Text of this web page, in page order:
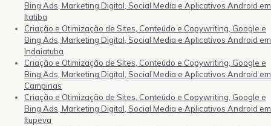
Bing Ads, Marketing Digital, Social Media e Aplicativos Android em
Itatiba
Criação e Otimização de Sites, Conteúdo e Copywriting, Google e
Bing Ads, Marketing Digital, Social Media e Aplicativos Android em
Indaiatuba
Criação e Otimização de Sites, Conteúdo e Copywriting, Google e
Bing Ads, Marketing Digital, Social Media e Aplicativos Android em
Campinas
Criação e Otimização de Sites, Conteúdo e Copywriting, Google e
Bing Ads, Marketing Digital, Social Media e Aplicativos Android em
Itupeva